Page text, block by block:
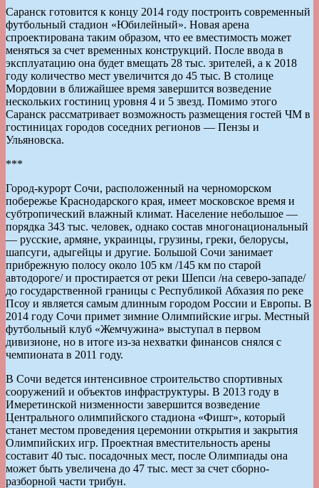
Саранск готовится к концу 2014 году построить современный
футбольный стадион «Юбилейный». Новая арена
спроектирована таким образом, что ее вместимость может
меняться за счет временных конструкций. После ввода в
эксплуатацию она будет вмещать 28 тыс. зрителей, а к 2018
году количество мест увеличится до 45 тыс. В столице
Мордовии в ближайшее время завершится возведение
нескольких гостиниц уровня 4 и 5 звезд. Помимо этого
Саранск рассматривает возможность размещения гостей ЧМ в
гостиницах городов соседних регионов — Пензы и
Ульяновска.
***
Город-курорт Сочи, расположенный на черноморском
побережье Краснодарского края, имеет московское время и
субтропический влажный климат. Население небольшое —
порядка 343 тыс. человек, однако состав многонациональный
— русские, армяне, украинцы, грузины, греки, белорусы,
шапсуги, адыгейцы и другие. Большой Сочи занимает
прибрежную полосу около 105 км /145 км по старой
автодороге/ и простирается от реки Шепси /на северо-западе/
до государственной границы с Республикой Абхазия по реке
Псоу и является самым длинным городом России и Европы. В
2014 году Сочи примет зимние Олимпийские игры. Местный
футбольный клуб «Жемчужина» выступал в первом
дивизионе, но в итоге из-за нехватки финансов снялся с
чемпионата в 2011 году.
В Сочи ведется интенсивное строительство спортивных
сооружений и объектов инфраструктуры. В 2013 году в
Имеретинской низменности завершится возведение
Центрального олимпийского стадиона «Фишт», который
станет местом проведения церемонии открытия и закрытия
Олимпийских игр. Проектная вместительность арены
составит 40 тыс. посадочных мест, после Олимпиады она
может быть увеличена до 47 тыс. мест за счет сборно-
разборной части трибун.